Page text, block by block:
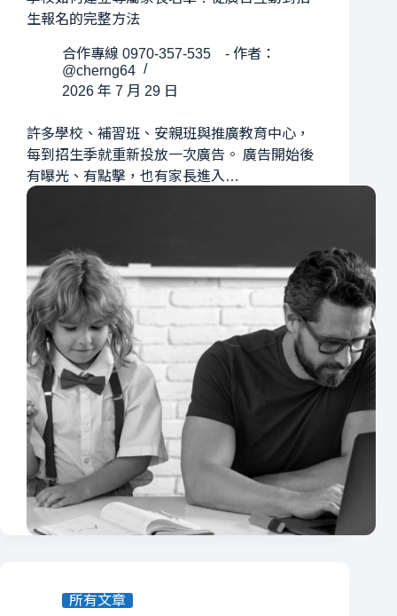
生報名的完整方法
合作專線 0970-357-535 - 作者：
@cherng64
2026 年 7 月 29 日
許多學校、補習班、安親班與推廣教育中心，
每到招生季就重新投放一次廣告。 廣告開始後
有曝光、有點擊，也有家長進入…
所有文章